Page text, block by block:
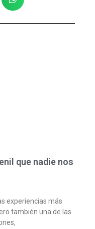
que nadie nos
experiencias más
también una de las